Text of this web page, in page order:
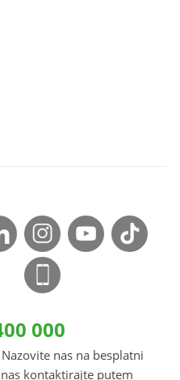
000
nas na besplatni
kontaktirajte putem